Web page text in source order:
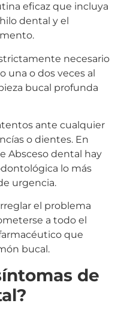
eficaz que incluya
dental y el
necesario
una o dos veces al
bucal profunda
ante cualquier
o dientes. En
Absceso dental hay
lo más
urgencia.
el problema
a todo el
que
bucal.
de